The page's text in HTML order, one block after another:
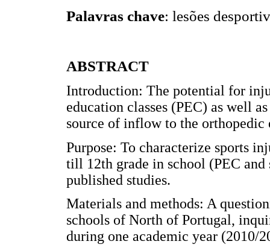
Palavras chave: lesões
ABSTRACT
Introduction: The potential for
education classes (PEC) as well
source of inflow to the orthopedic
Purpose: To characterize sports
till 12th grade in school (PEC and
published studies.
Materials and methods: A
schools of North of Portugal,
during one academic year (2010/